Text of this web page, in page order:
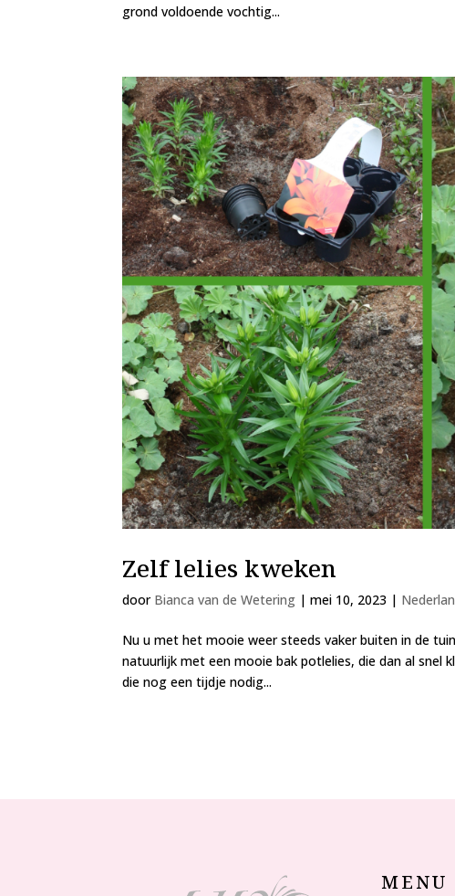
grond voldoende vochtig...
Zelf lelies kweken
door Bianca van de Wetering |mei 10, 2023 |
Nu u met het mooie weer steeds vaker buiten in de
natuurlijk met een mooie bak potlelies, die dan al snel
die nog een tijdje nodig...
MENU